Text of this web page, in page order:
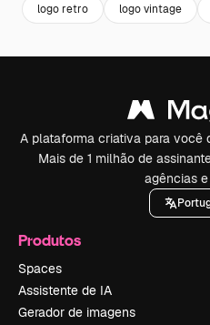
logo retro logo vintage
A plataforma criativa para você
Mais de 1 milhão de
agências
Produtos
Spaces
Assistente de IA
Gerador de imagens